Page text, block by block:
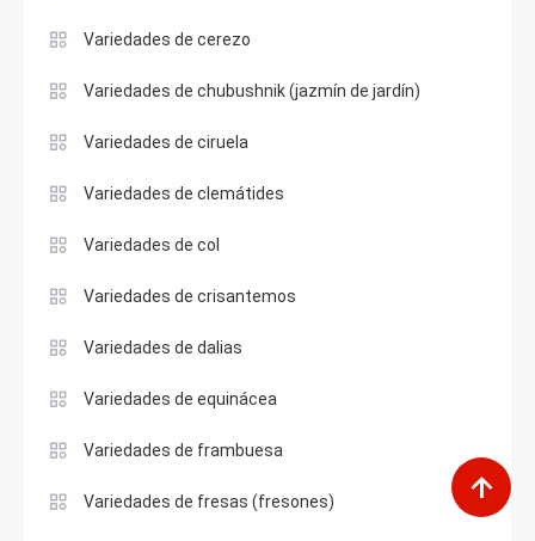
Variedades de cerezo
Variedades de chubushnik (jazmín de jardín)
Variedades de ciruela
Variedades de clemátides
Variedades de col
Variedades de crisantemos
Variedades de dalias
Variedades de equinácea
Variedades de frambuesa
Variedades de fresas (fresones)